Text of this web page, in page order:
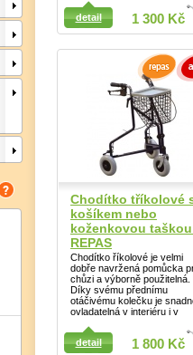
1 300 Kč
detail
Detail
Chodítko tříkolové
košíkem nebo
koženkovou taškou
REPAS
Chodítko říkolové je velmi
dobře navržená pomůcka
chůzi a výborně použitelná.
Díky svému přednímu
otáčivému kolečku je
ovladatelná v interiéru i v
1 800 Kč
detail
Detail